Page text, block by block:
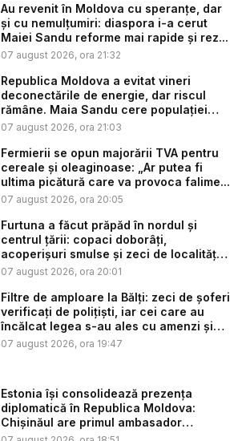
Au revenit în Moldova cu speranțe, dar
și cu nemulțumiri: diaspora i-a cerut
Maiei Sandu reforme mai rapide și rez...
07 august 2026, ora 21:32
Republica Moldova a evitat vineri
deconectările de energie, dar riscul
rămâne. Maia Sandu cere populației
să...
07 august 2026, ora 21:03
Fermierii se opun majorării TVA pentru
cereale și oleaginoase: „Ar putea fi
ultima picătură care va provoca falime...
07 august 2026, ora 20:05
Furtuna a făcut prăpăd în nordul și
centrul țării: copaci doborâți,
acoperișuri smulse și zeci de localități
...
07 august 2026, ora 20:01
Filtre de amploare la Bălți: zeci de șoferi
verificați de polițiști, iar cei care au
încălcat legea s-au ales cu amenzi și
s...
07 august 2026, ora 19:47
Estonia își consolidează prezența
diplomatică în Republica Moldova:
Chișinăul are primul ambasador
estonia...